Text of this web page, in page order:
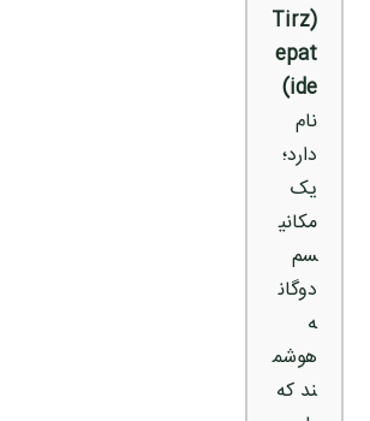
(Tirz
epat
ide)
نام
دارد؛
یک
مکانی
سم
دوگان
ه
هوشم
ند که